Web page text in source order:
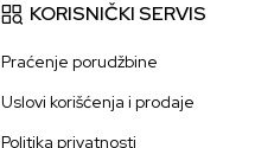
KORISNIČKI SERVIS
Praćenje porudžbine
Uslovi korišćenja i prodaje
Politika privatnosti